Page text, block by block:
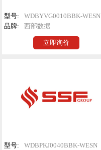
型号:
WDBYVG0010BBK-WESN
品牌:
西部数据
立即询价
型号:
WDBPKJ0040BBK-WESN